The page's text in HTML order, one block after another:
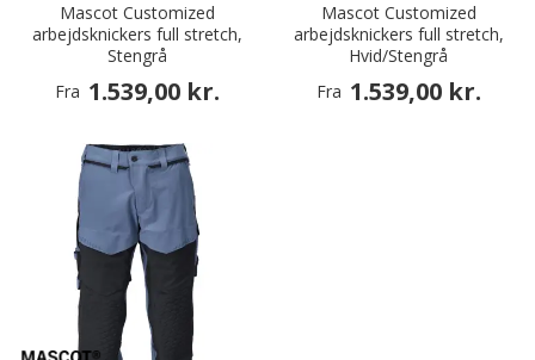
Mascot Customized
arbejdsknickers full stretch,
Stengrå
Fra 1.539,00 kr.
Mascot Customized
arbejdsknickers full stretch,
Hvid/Stengrå
Fra 1.539,00 kr.